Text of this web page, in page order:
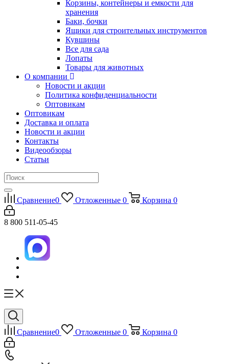
Корзины, контейнеры и емкости для
хранения
Баки, бочки
Ящики для строительных инструментов
Кувшины
Все для сада
Лопаты
Товары для животных
О компании
Новости и акции
Политика конфиденциальности
Оптовикам
Оптовикам
Доставка и оплата
Новости и акции
Контакты
Видеообзоры
Статьи
Сравнение0 Отложенные 0 Корзина 0
8 800 511-05-45
Сравнение0 Отложенные 0 Корзина 0